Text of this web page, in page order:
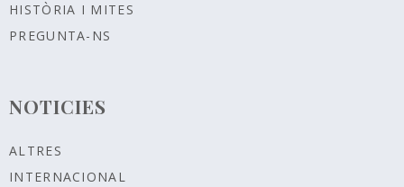
HISTÒRIA I MITES
PREGUNTA-NS
NOTICIES
ALTRES
INTERNACIONAL